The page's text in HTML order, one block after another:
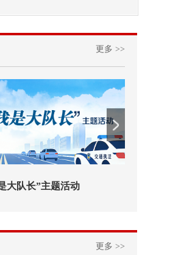
更多 >>
欢迎试用！中交报智能审校系统上线
更多 >>